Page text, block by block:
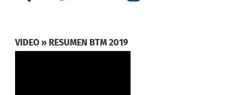
VIDEO » RESUMEN BTM 2019